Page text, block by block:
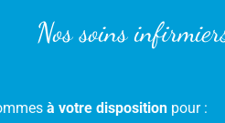
Nos soins
à votre disposition pour :